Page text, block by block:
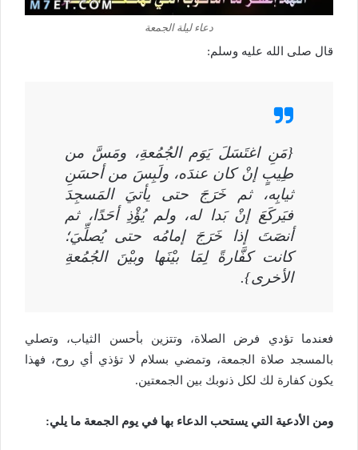
دعاء ليلة الجمعة
قال صلى الله عليه وسلم:
{مَنِ اغتَسَلَ يَوَم الجُمُعةِ، ومَسَّ من
طِيبٍ إنْ كان عندَه، ولَبِسَ من أحسَنِ
ثيابِه، ثم خَرَجَ حتى يأتيَ المَسجِدَ
فيَركَعَ إنْ بَدا له، ولم يُؤْذِ أحَدًا، ثم
أنصَتَ إذا خَرَجَ إمامُه حتى يُصلِّيَ؛
كانت كفَّارةً لِمَا بيْنَها وبيْنَ الجُمُعةِ
الأخرى}.
فعندما تؤدي فرض الصلاة، وتتزين بأحسن الثياب، وتصلي
بالمسجد صلاة الجمعة، وتمضي بسلام لا تؤذي أي روح، فهذا
يكون كفارة لك لكل ذنوبك بين الجمعتين.
ومن الأدعية التي يستحب الدعاء بها في يوم الجمعة ما يلي: